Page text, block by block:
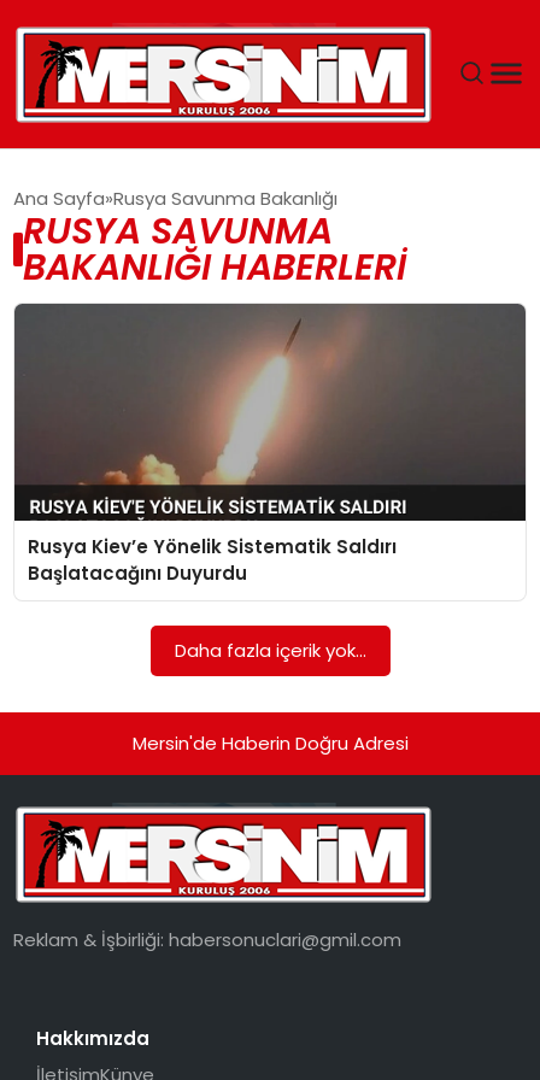
YAŞAM
GÜNCEL
SPOR
EKONOMI
Ana Sayfa Rusya Savunma Bakanlığı
RUSYA SAVUNMA
BAKANLIĞI HABERLERI
Rusya Kiev’e Yönelik Sistematik Saldırı
Başlatacağını Duyurdu
Daha fazla içerik yok...
Mersin'de Haberin Doğru Adresi
Reklam & İşbirliği:habersonuclari@gmil.com
Hakkımızda
İletişimKünye